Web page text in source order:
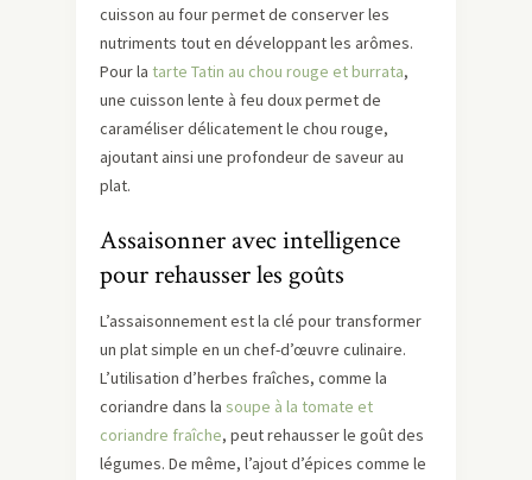
cuisson au four permet de conserver les
nutriments tout en développant les arômes.
Pour la tarte Tatin au chou rouge et burrata,
une cuisson lente à feu doux permet de
caraméliser délicatement le chou rouge,
ajoutant ainsi une profondeur de saveur au
plat.
Assaisonner avec intelligence
pour rehausser les goûts
L’assaisonnement est la clé pour transformer
un plat simple en un chef-d’œuvre culinaire.
L’utilisation d’herbes fraîches, comme la
coriandre dans la soupe à la tomate et
coriandre fraîche, peut rehausser le goût des
légumes. De même, l’ajout d’épices comme le